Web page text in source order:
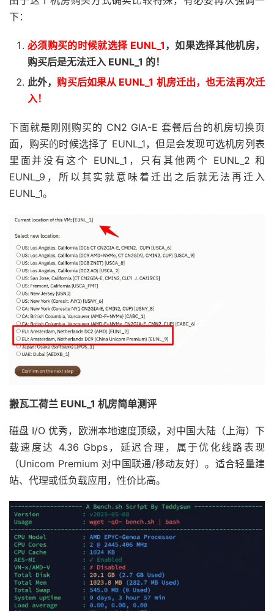
下：
必须购买的时候就选择 EUNL_1 ，如果选择其他机房，
购买后是无法迁入 EUNL_1 的！
此外， 购买后如果从 EUNL_1 机房迁出，也无法再次迁
入！
下面就是刚刚购买的 CN2 GIA-E 套餐后台的机房切换页
面，购买的时候选择了 EUNL_1，但是会发现可选机房列表
里面并没有这个 EUNL_1，只有其他两个 EUNL_2 和
EUNL_9，所以其实就意味着迁出之后就无法再迁入
EUNL_1。
搬瓦工荷兰 EUNL_1 机房简单测评
磁盘 I/O 优秀，欧洲本地速度顶级，对中国大陆（上海）下
载速度达 4.36 Gbps，延迟合理，属于优化线路表现
（Unicom Premium 对中国联通/移动友好）。适合轻量建
站、代理或低负载应用，性价比高。